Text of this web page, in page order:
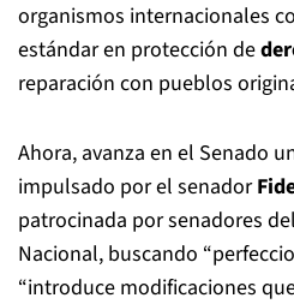
organismos internacionales
estándar en protección de
reparación con pueblos
Ahora, avanza en el Senado
impulsado por el senador
patrocinada por senadores
Nacional, buscando
“introduce modificaciones